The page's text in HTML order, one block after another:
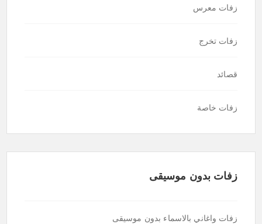
زفات معرس
زفات تخرج
قصائد
زفات خاصة
زفات بدون موسيقى
زفات واغاني بالاسماء بدون موسيقى